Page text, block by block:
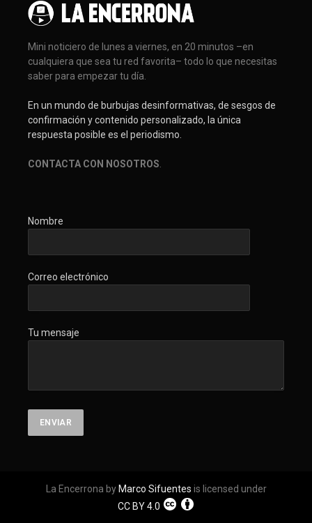
Mini noticiero de lunes a viernes, en 20 minutos –en
cualquiera que sea tu red favorita– todo lo que necesitas
saber para empezar tu día.
En un mundo de burbujas desinformativas, de sesgos de
confirmación y contenido personalizado, la única
respuesta posible es el periodismo.
CONTACTA CON NOSOTROS
Nombre
Correo electrónico
Tu mensaje
La Encerrona by Marco Sifuentes is licensed under
CC BY 4.0